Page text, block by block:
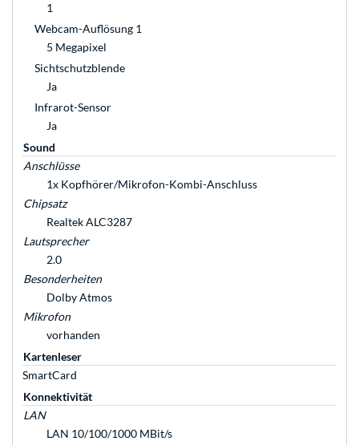
1
Webcam-Auflösung 1
5 Megapixel
Sichtschutzblende
Ja
Infrarot-Sensor
Ja
Sound
Anschlüsse
1x Kopfhörer/Mikrofon-Kombi-Anschluss
Chipsatz
Realtek ALC3287
Lautsprecher
2.0
Besonderheiten
Dolby Atmos
Mikrofon
vorhanden
Kartenleser
SmartCard
Konnektivität
LAN
LAN 10/100/1000 MBit/s